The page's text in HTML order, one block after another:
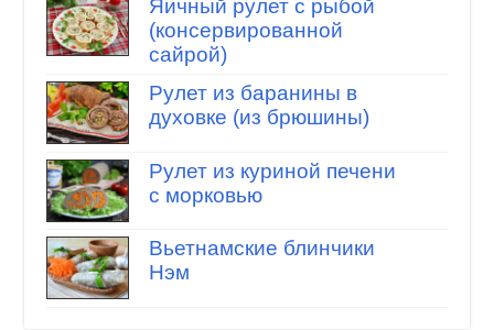
Яичный рулет с рыбой
(консервированной
сайрой)
Рулет из баранины в
духовке (из брюшины)
Рулет из куриной печени
с морковью
Вьетнамские блинчики
Нэм